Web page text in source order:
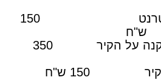
נטסטיק עבור אינטרנט 150
ש"ח
תושבת tv להתקנה על הקיר 350
150 ש"ח